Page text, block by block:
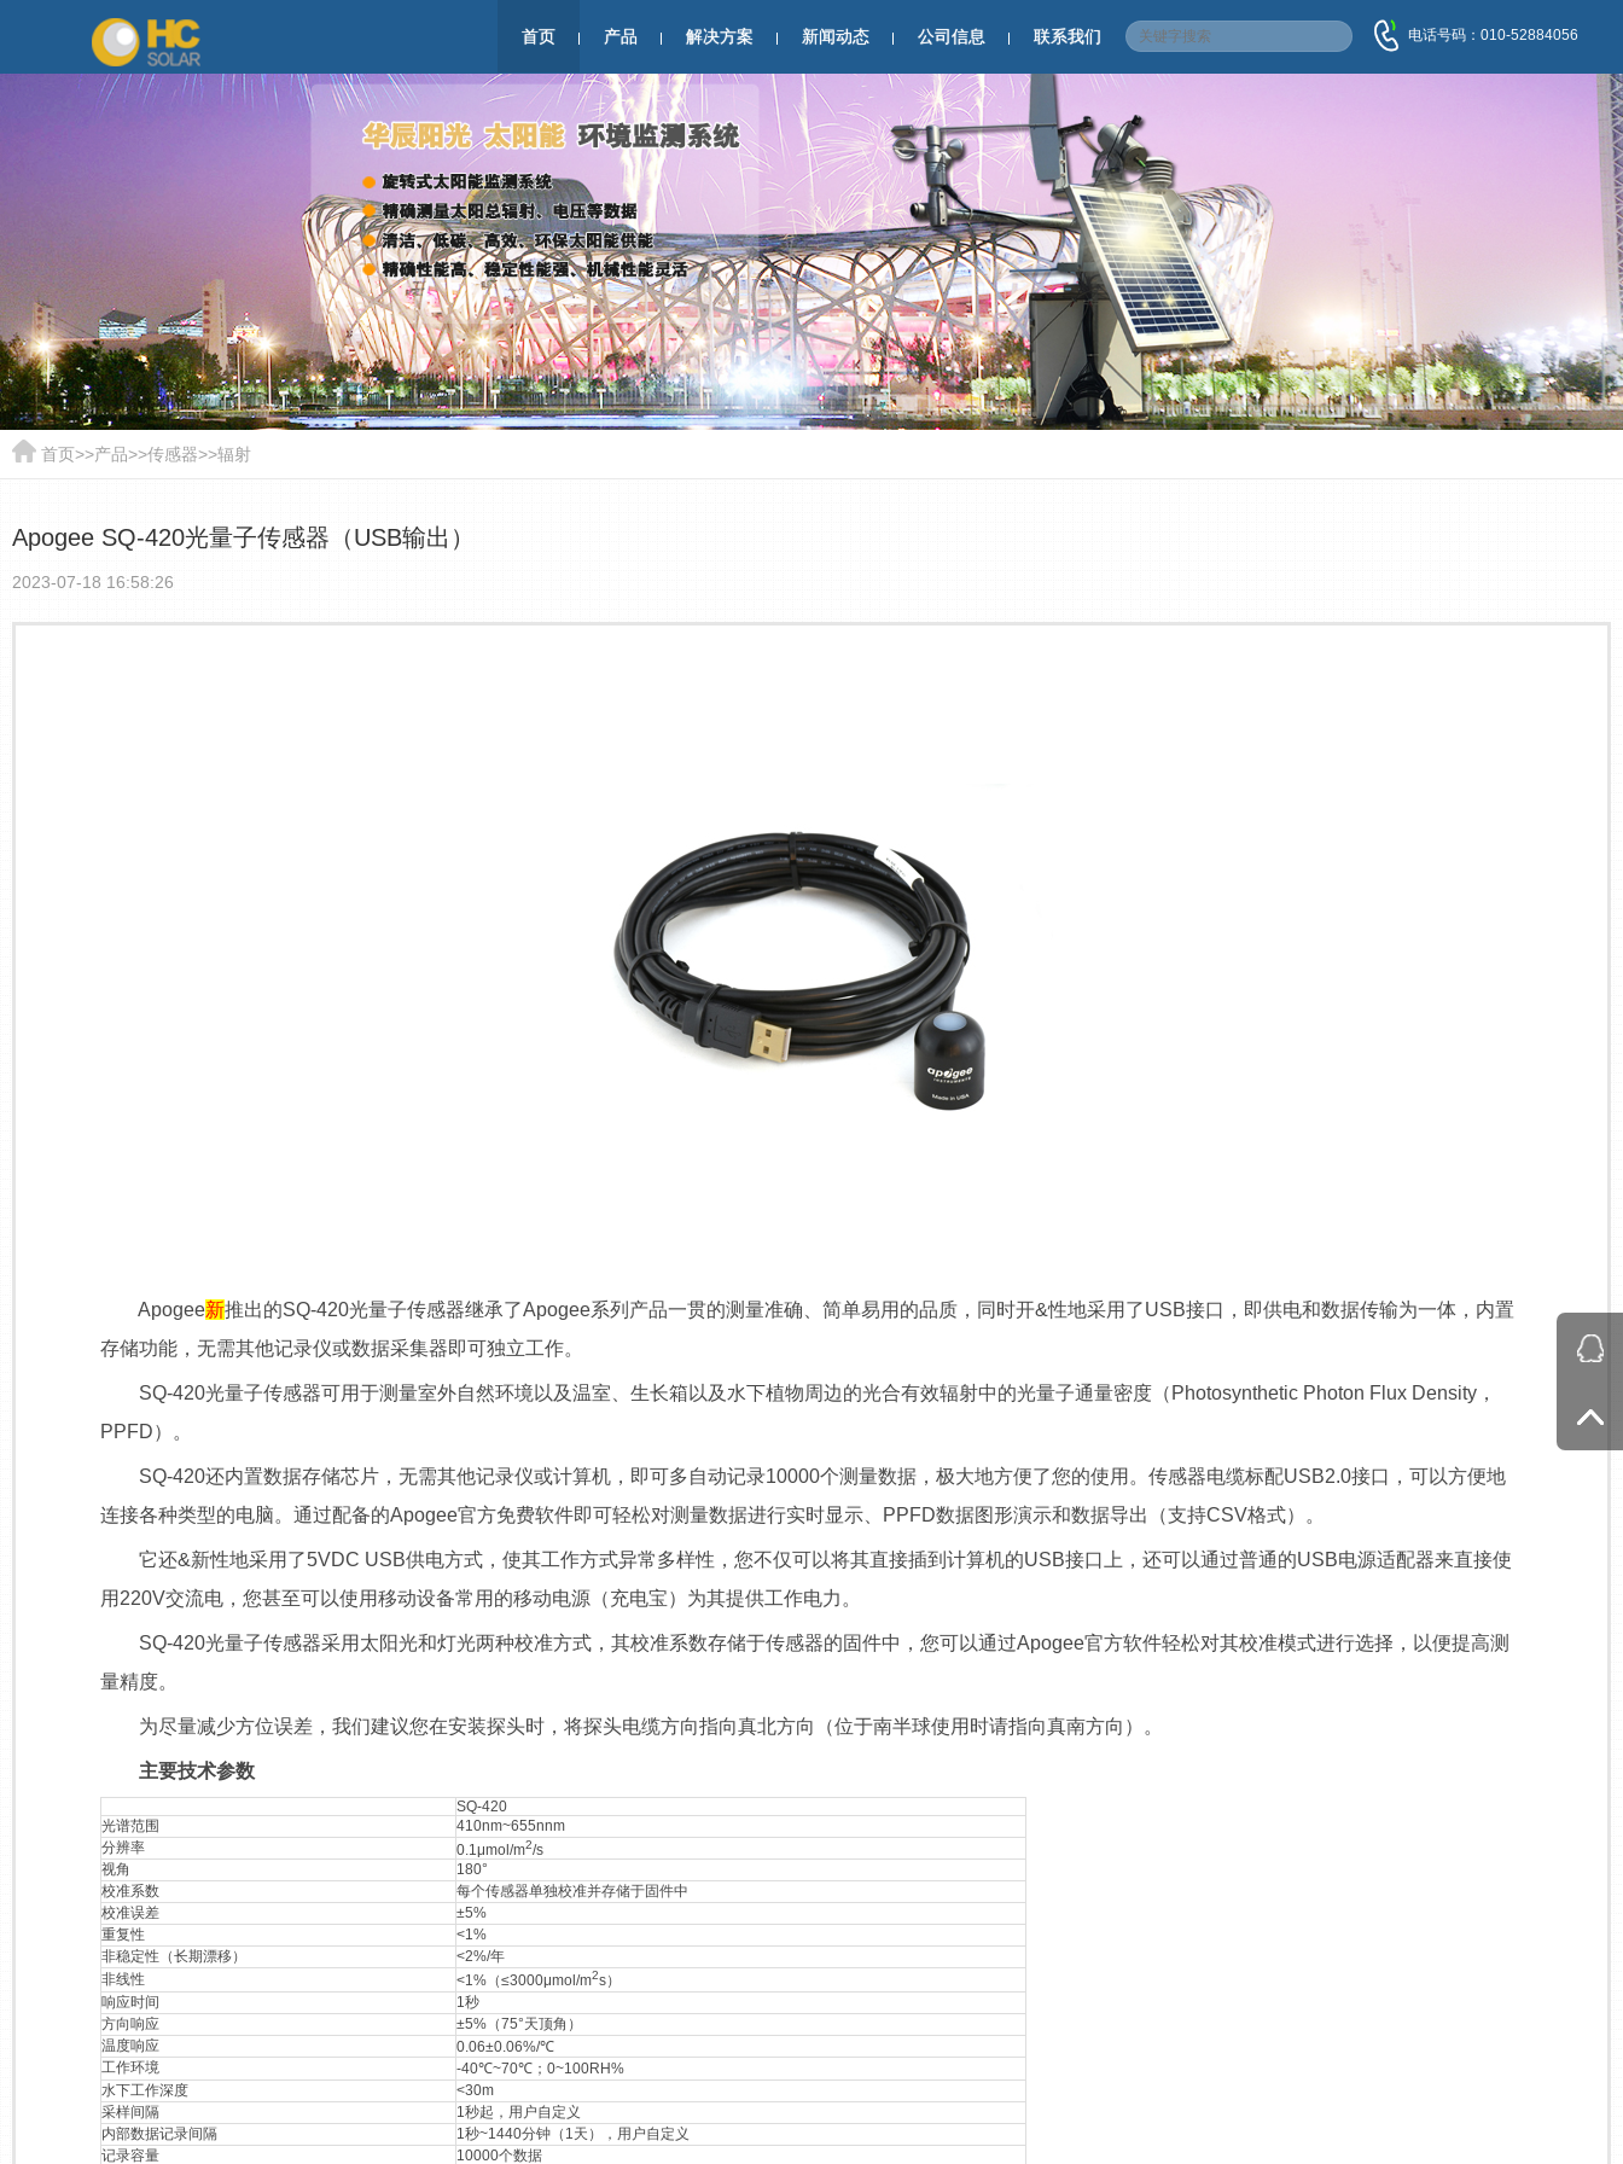
首页 产品 解决方案 新闻动态 公司信息 联系我们 电话号码：010-52884056
首页>>产品>>传感器>>辐射
Apogee SQ-420光量子传感器（USB输出）
2023-07-18 16:58:26
Apogee新推出的SQ-420光量子传感器继承了Apogee系列产品一贯的测量准确、简单易用的品质，同时开&性地采用了USB接口，即供电和数据传输为一体，内置
存储功能，无需其他记录仪或数据采集器即可独立工作。
SQ-420光量子传感器可用于测量室外自然环境以及温室、生长箱以及水下植物周边的光合有效辐射中的光量子通量密度（Photosynthetic Photon Flux Density，
PPFD）。
SQ-420还内置数据存储芯片，无需其他记录仪或计算机，即可多自动记录10000个测量数据，极大地方便了您的使用。传感器电缆标配USB2.0接口，可以方便地
连接各种类型的电脑。通过配备的Apogee官方免费软件即可轻松对测量数据进行实时显示、PPFD数据图形演示和数据导出（支持CSV格式）。
它还&新性地采用了5VDC USB供电方式，使其工作方式异常多样性，您不仅可以将其直接插到计算机的USB接口上，还可以通过普通的USB电源适配器来直接使
用220V交流电，您甚至可以使用移动设备常用的移动电源（充电宝）为其提供工作电力。
SQ-420光量子传感器采用太阳光和灯光两种校准方式，其校准系数存储于传感器的固件中，您可以通过Apogee官方软件轻松对其校准模式进行选择，以便提高测
量精度。
为尽量减少方位误差，我们建议您在安装探头时，将探头电缆方向指向真北方向（位于南半球使用时请指向真南方向）。
主要技术参数
SQ-420
光谱范围
410nm~655nnm
分辨率
0.1μmol/m2/s
视角
180°
校准系数
每个传感器单独校准并存储于固件中
校准误差
±5%
重复性
<1%
非稳定性（长期漂移）
<2%/年
非线性
<1%（≤3000μmol/m2s）
响应时间
1秒
方向响应
±5%（75°天顶角）
温度响应
0.06±0.06%/℃
工作环境
-40℃~70℃；0~100RH%
水下工作深度
<30m
采样间隔
1秒起，用户自定义
内部数据记录间隔
1秒~1440分钟（1天），用户自定义
记录容量
10000个数据